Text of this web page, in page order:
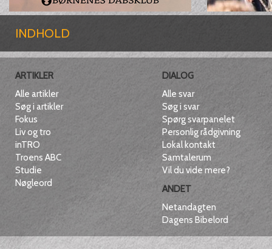
INDHOLD
ARTIKLER
Alle artikler
Søg i artikler
Fokus
Liv og tro
inTRO
Troens ABC
Studie
Nøgleord
DIALOG
Alle svar
Søg i svar
Spørg svarpanelet
Personlig rådgivning
Lokal kontakt
Samtalerum
Vil du vide mere?
ANDET
Netandagten
Dagens Bibelord